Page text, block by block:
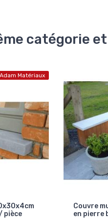
catégorie
Matériaux
pièce
Couvre
en pierre